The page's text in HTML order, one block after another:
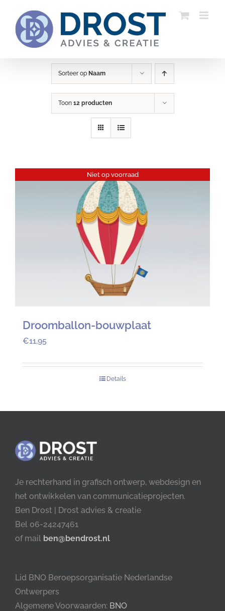
inhoud
Sorteer op Naam
Toon 12 producten
Niet op voorraad
Droomballon-bouwplaat
€11,95
Details
Je rechterhand in grafisch ontwerp, webdesign en
het ontwikkelen van communicatieprojecten.
Ben Drost | Drost advies & creatie
Bel 06-24247461
of mail ben@bendrost.nl
Lid BNO Beroepsorganisatie Nederlandse
Ontwerpers
Algemene Voorwaarden: BNO